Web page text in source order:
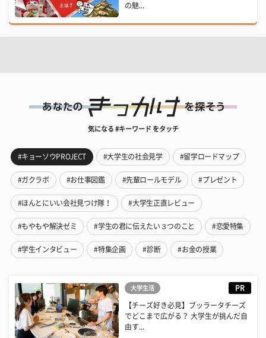
の魅...
気になる #キーワード をタッチ
#キョーソウPROJECT #大学生の社会見学 #留学ロードマップ
#ガクラボ #お仕事図鑑 #先輩ロールモデル #プレゼント
#ほんとにいい会社見つけ隊！ #大学生正直レビュー
#もやもや解決ゼミ #学生の君に伝えたい３つのこと #恋愛特集
#学生インタビュー #特集企画 #診断 #お金の授業
大学生活 PR
【チーズ好き必見】ブッラータチーズ
でどこまで広がる？ 大学生が挑んだ自
由す...